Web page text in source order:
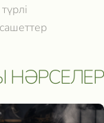
түрлі
НӘРСЕЛЕР